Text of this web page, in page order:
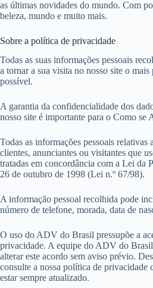
as últimas novidades do mundo. Com
beleza, mundo e muito mais.
Sobre a política de privacidade
Todas as suas informações pessoais
a tornar a sua visita no nosso site o
possível.
A garantia da confidencialidade dos
nosso site é importante para o Como se
Todas as informações pessoais relativas
clientes, anunciantes ou visitantes que
tratadas em concordância com a Lei da
26 de outubro de 1998 (Lei n.º 67/98).
A informação pessoal recolhida pode
número de telefone, morada, data de
O uso do ADV do Brasil pressupõe a
privacidade. A equipe do ADV do
alterar este acordo sem aviso prévio.
consulte a nossa política de privacidade
estar sempre atualizado.